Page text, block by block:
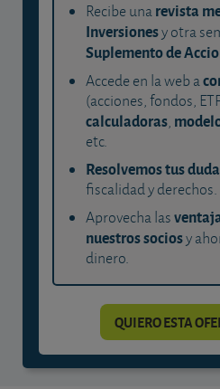
Recibe unarevista
Inversionesy otra
Suplemento de
Accede en la web a
(acciones, fondos,
calculadoras,
etc.
Resolvemos tus
fiscalidad y derechos.
Aprovecha las
nuestros sociosy
dinero.
QUIERO ESTA